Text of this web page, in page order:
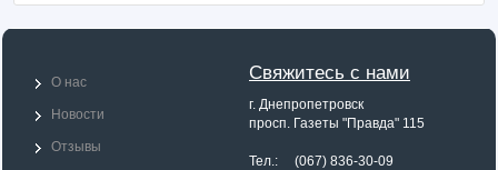
Свяжитесь с нами
г. Днепропетровск
просп. Газеты "Правда" 115
Тел.: (067) 836-30-09
О нас
Новости
Отзывы